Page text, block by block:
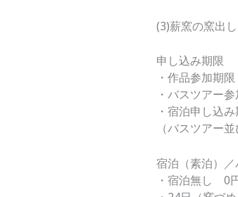
(3)薪窯の窯出
申し込み期限
・作品参加期
・バスツアー
・宿泊申し込
（バスツアー
宿泊（素泊）
・宿泊無し 0